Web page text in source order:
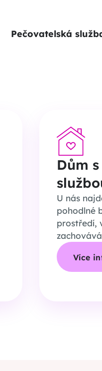
Pečovatelská
Dům
U nás
pohodlné
prostředí,
Více